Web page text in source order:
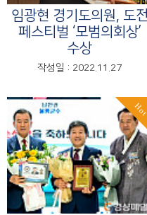
임광현 경기도의원, 도전
페스티벌 ‘모범의회상’
수상
작성일 : 2022.11.27
Hot